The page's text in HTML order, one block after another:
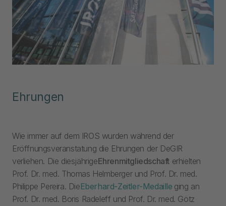
Ehrungen
Wie immer auf dem IROS wurden während der
Eröffnungsveranstatung die Ehrungen der DeGIR
verliehen. Die diesjährigeEhrenmitgliedschaft erhielten
Prof. Dr. med. Thomas Helmberger und Prof. Dr. med.
Philippe Pereira. DieEberhard-Zeitler-Medaille ging an
Prof. Dr. med. Boris Radeleff und Prof. Dr. med. Götz